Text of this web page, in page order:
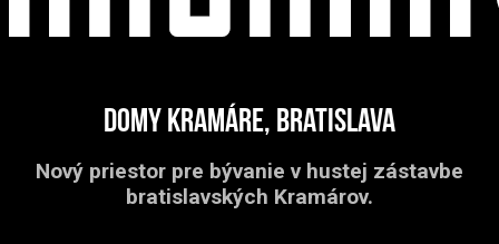
Domy Kramáre, Bratislava
Nový priestor pre bývanie v hustej zástavbe
bratislavských Kramárov.